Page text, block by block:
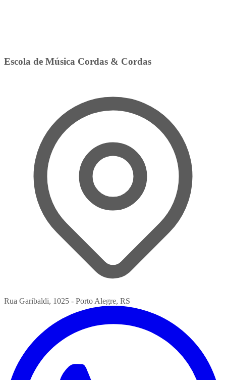
Escola de Música Cordas & Cordas
Rua Garibaldi, 1025 - Porto Alegre, RS